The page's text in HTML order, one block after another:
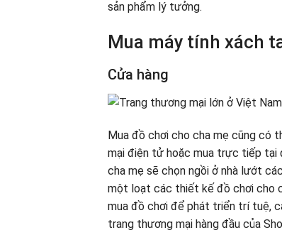
sản phẩm lý tưởng.
Mua máy tính xách
Cửa hàng
Mua đồ chơi cho cha mẹ cũng có
mại điện tử hoặc mua trực tiếp tại
cha mẹ sẽ chọn ngồi ở nhà lướt
một loạt các thiết kế đồ chơi cho
mua đồ chơi để phát triển trí tuệ,
trang thương mại hàng đầu của